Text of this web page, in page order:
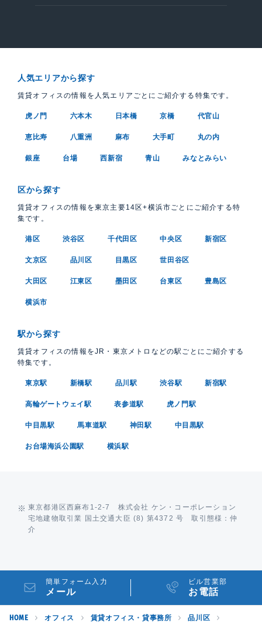
人気エリアから探す
賃貸オフィスの情報を人気エリアごとにご紹介する特集です。
虎ノ門 六本木 日本橋 京橋 代官山
恵比寿 八重洲 麻布 大手町 丸の内
銀座 台場 西新宿 青山 みなとみらい
区から探す
賃貸オフィスの情報を東京主要14区+横浜市ごとにご紹介する特
集です。
港区 渋谷区 千代田区 中央区 新宿区
文京区 品川区 目黒区 世田谷区
大田区 江東区 墨田区 台東区 豊島区
横浜市
駅から探す
賃貸オフィスの情報をJR・東京メトロなどの駅ごとにご紹介する
特集です。
東京駅 新橋駅 品川駅 渋谷駅 新宿駅
高輪ゲートウェイ駅 表参道駅 虎ノ門駅
中目黒駅 馬車道駅 神田駅 中目黒駅
お台場海浜公園駅 横浜駅
東京都港区西麻布1-2-7 株式会社 ケン・コーポレーション
宅地建物取引業 国土交通大臣 (8) 第4372 号 取引態様：仲
介
簡単フォーム入力
メール
ビル営業部
お電話
HOME オフィス 賃貸オフィス・貸事務所 品川区